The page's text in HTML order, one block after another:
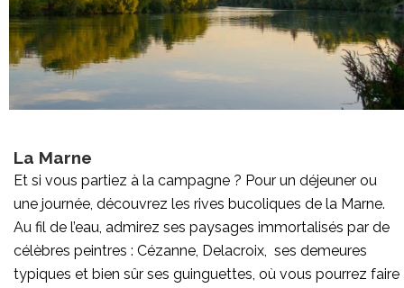
La Marne
Et si vous partiez à la campagne ? Pour un déjeuner ou
une journée, découvrez les rives bucoliques de la Marne.
Au fil de l’eau, admirez ses paysages immortalisés par de
célèbres peintres : Cézanne, Delacroix, ses demeures
typiques et bien sûr ses guinguettes, où vous pourrez faire